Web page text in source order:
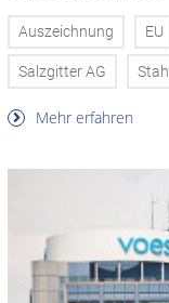
Auszeichnung EU
Salzgitter AG Stahl
Mehr erfahren